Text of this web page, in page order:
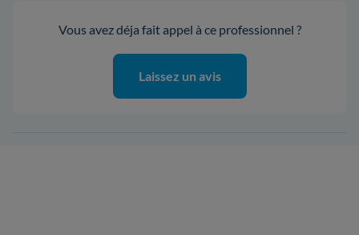
Vous avez déja fait appel à ce professionnel ?
Laissez un avis